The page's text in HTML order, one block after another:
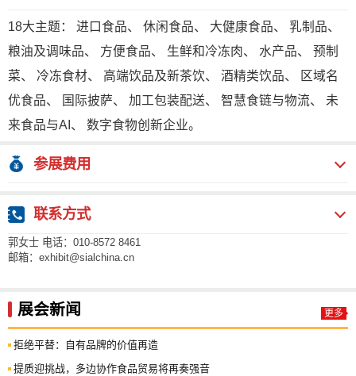
18大主题： 进口食品、 休闲食品、 大健康食品、 乳制品、
粮油及调味品、 方便食品、 生鲜和冷冻肉、 水产品、 预制
菜、 冷冻食材、 高端饮品及新茶饮、 酒精类饮品、 区域名
优食品、 国际披萨、 加工包装配送、 智慧食链与物流、 未
来食品与AI、 数字食物创新企业。
参展费用
联系方式
郭女士 电话：010-8572 8461
邮箱：exhibit@sialchina.cn
展会新闻 更多
拒绝平替：自有品牌的价值再造
提质迎挑战，多边协作食品贸易将再奏强音